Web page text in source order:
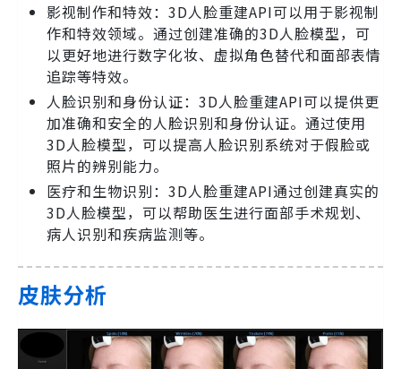
影视制作和特效：3D人脸重建API可以用于影视制
作和特效领域。通过创建准确的3D人脸模型，可
以更好地进行数字化妆、虚拟角色替代和面部表情
追踪等特效。
人脸识别和身份认证：3D人脸重建API可以提供更
加准确和安全的人脸识别和身份认证。通过使用
3D人脸模型，可以提高人脸识别系统对于假脸或
照片的辨别能力。
医疗和生物识别：3D人脸重建API通过创建真实的
3D人脸模型，可以帮助医生进行面部手术规划、
病人识别和疾病监测等。
皮肤分析